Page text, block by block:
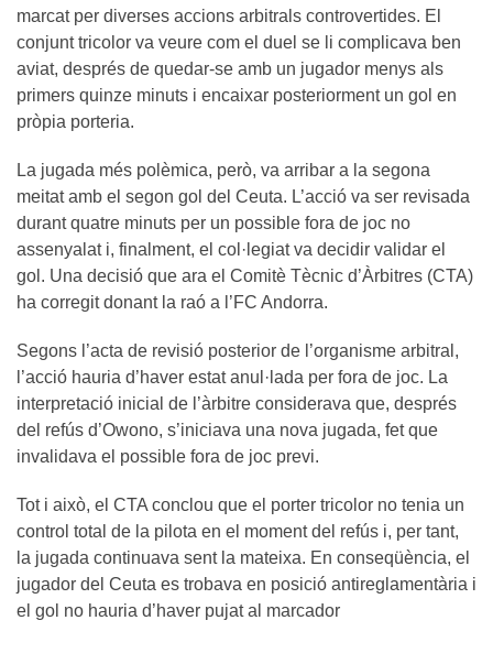
marcat per diverses accions arbitrals controvertides. El
conjunt tricolor va veure com el duel se li complicava ben
aviat, després de quedar-se amb un jugador menys als
primers quinze minuts i encaixar posteriorment un gol en
pròpia porteria.
La jugada més polèmica, però, va arribar a la segona
meitat amb el segon gol del Ceuta. L’acció va ser revisada
durant quatre minuts per un possible fora de joc no
assenyalat i, finalment, el col·legiat va decidir validar el
gol. Una decisió que ara el Comitè Tècnic d’Àrbitres (CTA)
ha corregit donant la raó a l’FC Andorra.
Segons l’acta de revisió posterior de l’organisme arbitral,
l’acció hauria d’haver estat anul·lada per fora de joc. La
interpretació inicial de l’àrbitre considerava que, després
del refús d’Owono, s’iniciava una nova jugada, fet que
invalidava el possible fora de joc previ.
Tot i això, el CTA conclou que el porter tricolor no tenia un
control total de la pilota en el moment del refús i, per tant,
la jugada continuava sent la mateixa. En conseqüència, el
jugador del Ceuta es trobava en posició antireglamentària i
el gol no hauria d’haver pujat al marcador